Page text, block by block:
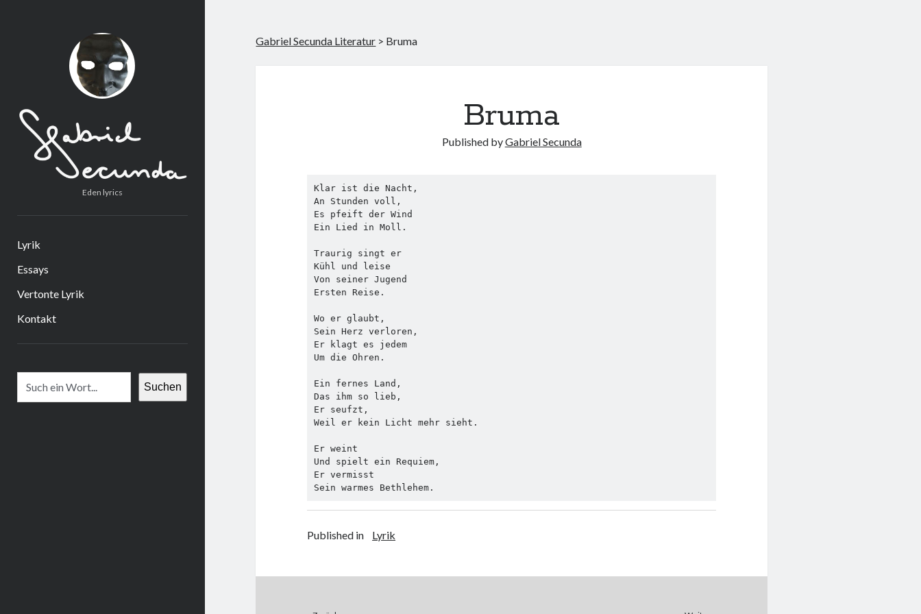
Eden lyrics
Lyrik
Essays
Vertonte Lyrik
Kontakt
Suchen
Gabriel Secunda Literatur > Bruma
Bruma
Published byGabriel Secunda
Klar ist die Nacht,
An Stunden voll,
Es pfeift der Wind
Ein Lied in Moll.
Traurig singt er
Kühl und leise
Von seiner Jugend
Ersten Reise.
Wo er glaubt,
Sein Herz verloren,
Er klagt es jedem
Um die Ohren.
Ein fernes Land,
Das ihm so lieb,
Er seufzt,
Weil er kein Licht mehr sieht.
Er weint
Und spielt ein Requiem,
Er vermisst
Sein warmes Bethlehem.
Published in Lyrik